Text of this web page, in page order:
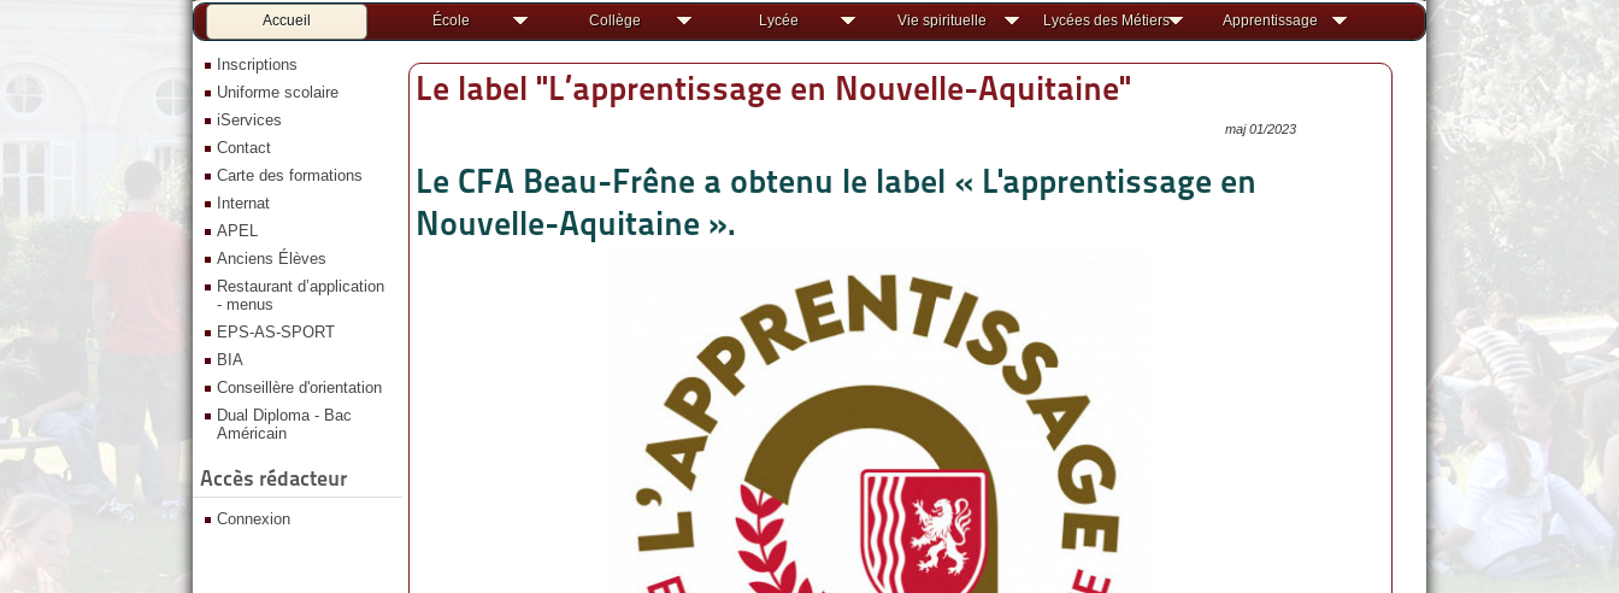
Accueil École Collège Lycée Vie spirituelle Lycées des Métiers Apprentissage
Inscriptions
Uniforme scolaire
iServices
Contact
Carte des formations
Internat
APEL
Anciens Élèves
Restaurant d’application
- menus
EPS-AS-SPORT
BIA
Conseillère d'orientation
Dual Diploma - Bac
Américain
Accès rédacteur
Connexion
Le label "L’apprentissage en Nouvelle-Aquitaine"
maj 01/2023
Le CFA Beau-Frêne a obtenu le label « L'apprentissage en
Nouvelle-Aquitaine ».